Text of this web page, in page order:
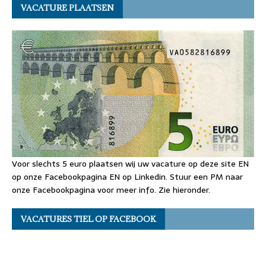
VACATURE PLAATSEN
Voor slechts 5 euro plaatsen wij uw vacature op deze site EN
op onze Facebookpagina EN op Linkedin. Stuur een PM naar
onze Facebookpagina voor meer info. Zie hieronder.
VACATURES TIEL OP FACEBOOK